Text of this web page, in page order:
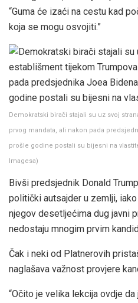
“Guma će izaći na cestu kad
koja se mogu osvojiti.”
Demokratski birači stajali su uz svoj
prvog mandata, ali nakon pada
prošle godine postali su bijesni na
Imagesa)
Bivši predsjednik Donald
politički autsajder u zemlji,
njegov desetljećima dug javni
nedostaju mnogim prvim
Čak i neki od Platnerovih
naglašava važnost provjere
“Očito je velika lekcija ovdje